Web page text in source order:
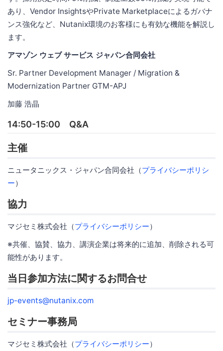
あり、Vendor InsightsやPrivate Marketplaceによるガバナ
ンス強化など、Nutanix環境のお客様にも有効な機能を解説し
ます。
アマゾン ウェブ サービス ジャパン合同会社
Sr. Partner Development Manager / Migration &
Modernization Partner GTM-APJ
加藤 浩晶
14:50-15:00 Q&A
主催
ニュータニックス・ジャパン合同会社（プライバシーポリシ
ー）
協力
マジセミ株式会社（プライバシーポリシー）
※共催、協賛、協力、講演企業は将来的に追加、削除される可
能性があります。
当日参加方法に関するお問合せ
jp-events@nutanix.com
セミナー事務局
マジセミ株式会社（プライバシーポリシー）